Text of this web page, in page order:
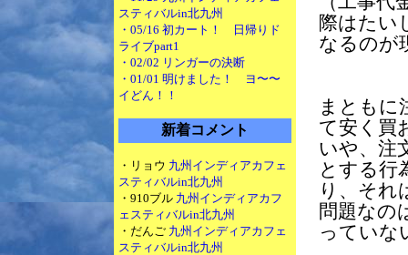
スティバルin北九州
・05/16 初カート！ 日帰りド
ライブpart1
・02/02 リンガーの決断
・01/01 明けました！ ヨ〜〜
イどん！！
新着コメント
・リョウ 九州インディアカフェ
スティバルin北九州
・910ブル 九州インディアカフ
ェスティバルin北九州
・だんご 九州インディアカフェ
スティバルin北九州
際はたい
なるのが
まともに
て安く買
いや、注
とする行
り、それ
問題なの
っていな